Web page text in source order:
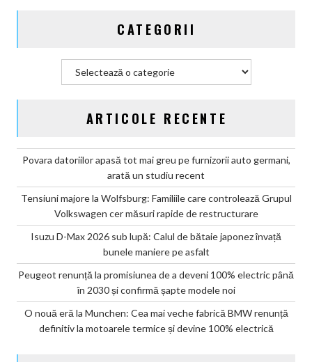
modele
CATEGORII
ARTICOLE RECENTE
Povara datoriilor apasă tot mai greu pe furnizorii auto germani,
arată un studiu recent
Tensiuni majore la Wolfsburg: Familiile care controlează Grupul
Volkswagen cer măsuri rapide de restructurare
Isuzu D-Max 2026 sub lupă: Calul de bătaie japonez învață
bunele maniere pe asfalt
Peugeot renunță la promisiunea de a deveni 100% electric până
în 2030 și confirmă șapte modele noi
O nouă eră la Munchen: Cea mai veche fabrică BMW renunță
definitiv la motoarele termice și devine 100% electrică